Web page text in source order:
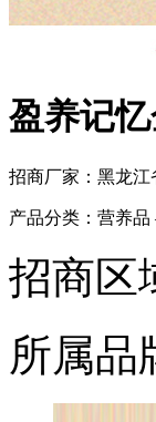
盈养记
招商厂家： 黑龙江
产品分类： 营养
招商区
所属品